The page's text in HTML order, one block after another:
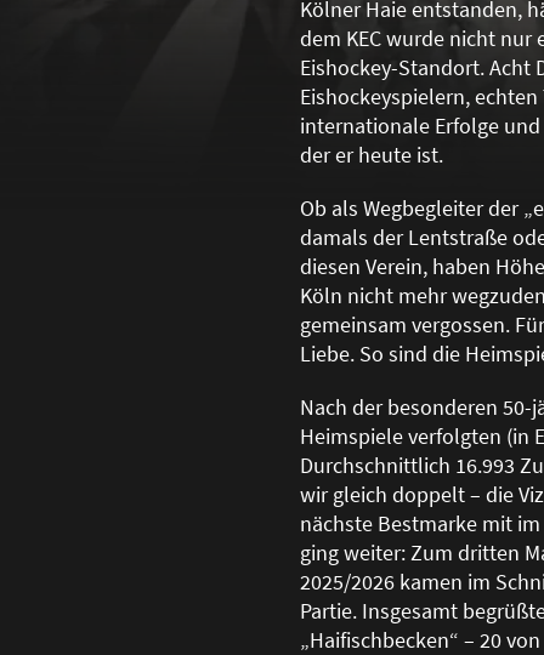
Kölner Haie entstanden,
dem KEC wurde nicht
Eishockey-Standort. Acht
Eishockeyspielern,
internationale Erfolge
der er heute ist.
Ob als Wegbegleiter der
damals der Lentstraße
diesen Verein, haben
Köln nicht mehr
gemeinsam vergossen.
Liebe. So sind die
Nach der besonderen 50-
Heimspiele verfolgten (in
Durchschnittlich 16.993
wir gleich doppelt – die
nächste Bestmarke mit
ging weiter: Zum dritten
2025/2026 kamen im
Partie. Insgesamt begrüß
„Haifischbecken“ – 20